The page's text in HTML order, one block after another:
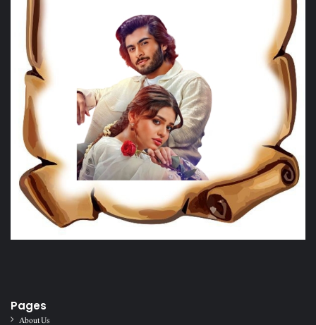
Pages
About Us